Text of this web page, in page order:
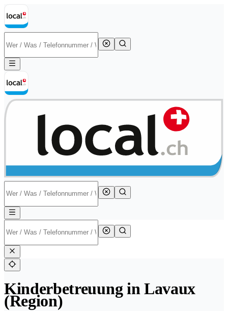
Kinderbetreuung in Lavaux
(Region)